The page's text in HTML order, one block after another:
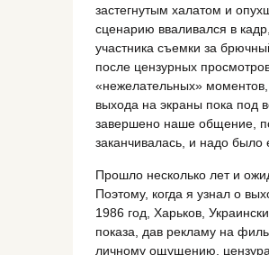
застегнутым халатом и
сценарию вваливался в
участника съемки за
после цензурных
«нежелательных»
выхода на экраны пока под
завершено наше общение,
заканчивалась, и надо было
Прошло несколько лет и
Поэтому, когда я узнал о
1986 год, Харьков,
показа, дав рекламу на
личному ощущению,